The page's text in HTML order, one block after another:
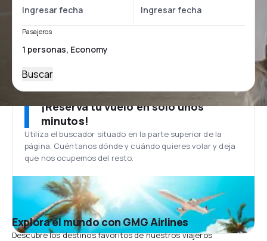
Pasajeros
Buscar
¡Reserva tu vuelo en solo unos
minutos!
Utiliza el buscador situado en la parte superior de la
página. Cuéntanos dónde y cuándo quieres volar y deja
que nos ocupemos del resto.
Explora el mundo con GMG Airlines
Descubre los destinos favoritos de nuestros viajeros